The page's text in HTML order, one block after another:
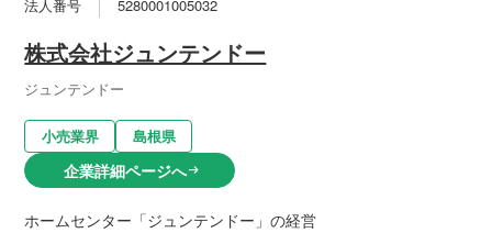
法人番号 5280001005032
株式会社ジュンテンドー
ジュンテンドー
小売業界 島根県
企業詳細ページへarrow_right_alt
ホームセンター「ジュンテンドー」の経営